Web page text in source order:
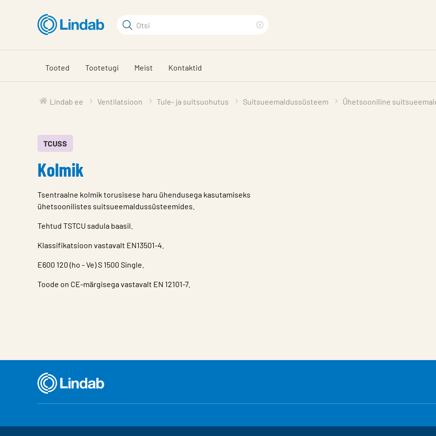
Otsi
search
Tooted Tootetugi Meist Kontaktid
Lindab ee Ventilatsioon Tule- ja suitsuohutus Suitsueemaldussüsteem Ühetsooniline
TCUSS
Kolmik
Tsentraalne kolmik torusisese haru ühendusega kasutamiseks
ühetsoonilistes suitsueemaldussüsteemides.
Tehtud TSTCU sadula baasil.
Klassifikatsioon vastavalt EN13501-4.
E600 120 (ho - Ve) S 1500 Single.
Toode on CE-märgisega vastavalt EN 12101-7.